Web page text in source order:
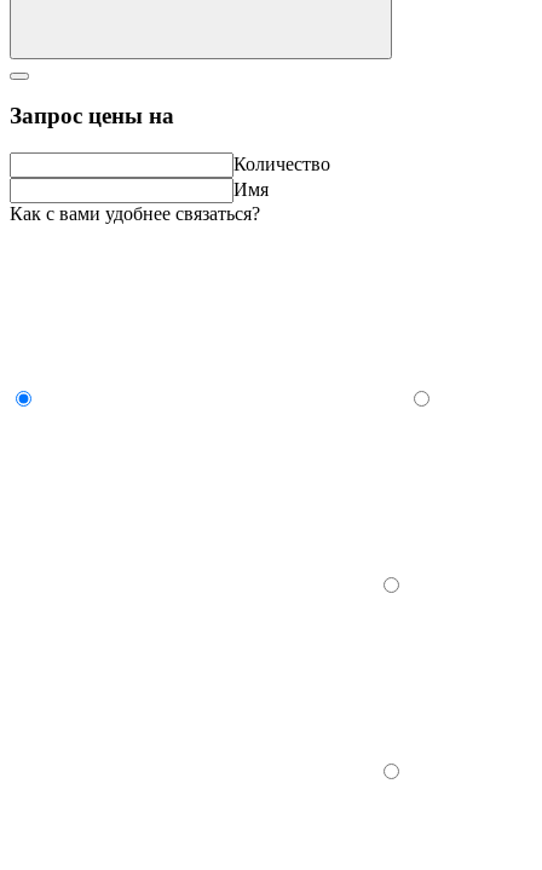
Запрос цены на
Количество
Имя
Как с вами удобнее связаться?